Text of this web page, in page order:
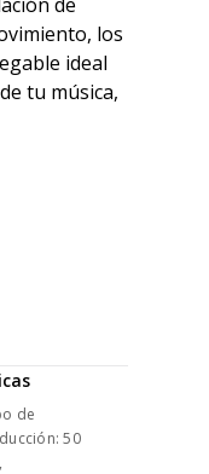
los
ideal
tu música,
de
50